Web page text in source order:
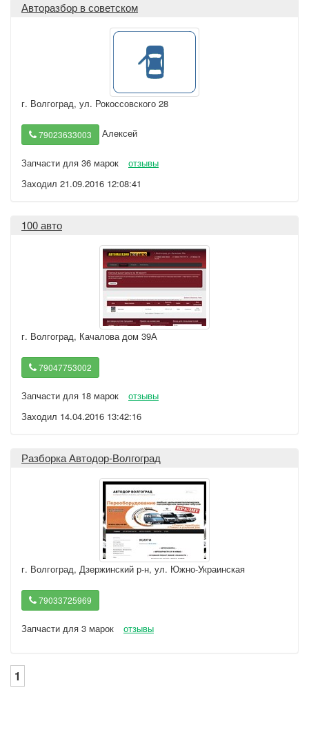
Авторазбор в советском
г. Волгоград, ул. Рокоссовского 28
79023633003 Алексей
Запчасти для 36 марок
отзывы
Заходил 21.09.2016 12:08:41
100 авто
г. Волгоград, Качалова дом 39А
79047753002
Запчасти для 18 марок
отзывы
Заходил 14.04.2016 13:42:16
Разборка Автодор-Волгоград
г. Волгоград, Дзержинский р-н, ул. Южно-Украинская
79033725969
Запчасти для 3 марок отзывы
1